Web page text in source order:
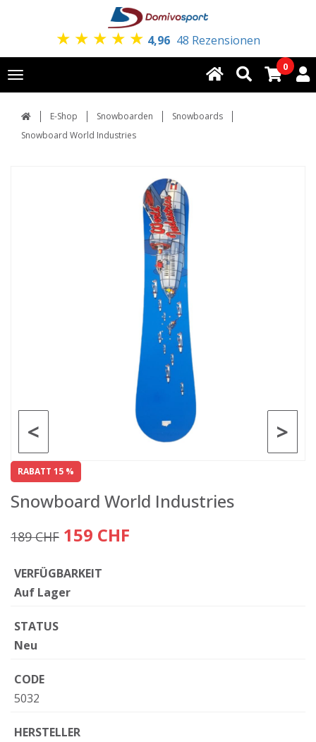
★ ★ ★ ★ ★ 4,96 48 Rezensionen
Toggle
navigation
0
E-Shop Snowboarden
Snowboards
Snowboard World Industries
>
<
RABATT 15 %
Snowboard World Industries
189 CHF 159 CHF
VERFÜGBARKEIT
Auf Lager
STATUS
Neu
CODE
5032
HERSTELLER